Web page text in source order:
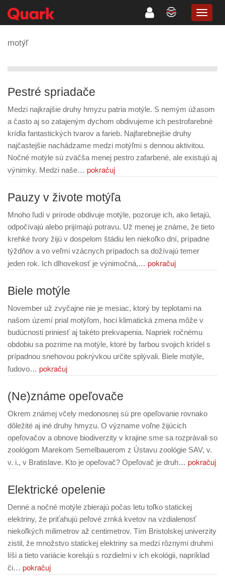
motýľ
Pestré spriadače
Medzi najkrajšie druhy hmyzu patria motýle. S nemým úžasom
a často aj so zatajeným dychom obdivujeme ich pestrofarebné
krídla fantastických tvarov a farieb. Najfarebnejšie druhy
najčastejšie nachádzame medzi motýľmi s dennou aktivitou.
Nočné motýle sú zväčša menej pestro zafarbené, ale existujú aj
výnimky. Medzi naše… pokračuj
Pauzy v živote motýľa
Mnoho ľudí v prírode obdivuje motýle, pozoruje ich, ako lietajú,
odpočívajú alebo prijímajú potravu. Už menej je známe, že tieto
krehké tvory žijú v dospelom štádiu len niekoľko dní, prípadne
týždňov a vo veľmi vzácnych prípadoch sa dožívajú temer
jeden rok. Ich dlhovekosť je výnimočná,… pokračuj
Biele motýle
November už zvyčajne nie je mesiac, ktorý by teplotami na
našom území prial motýľom, hoci klimatická zmena môže v
budúcnosti priniesť aj takéto prekvapenia. Napriek ročnému
obdobiu sa pozrime na motýle, ktoré by farbou svojich krídel s
prípadnou snehovou pokrývkou určite splývali. Biele motýle,
ľudovo… pokračuj
(Ne)známe opeľovače
Okrem známej včely medonosnej sú pre opeľovanie rovnako
dôležité aj iné druhy hmyzu. O význame voľne žijúcich
opeľovačov a obnove biodiverzity v krajine sme sa rozprávali so
zoológom Marekom Semelbauerom z Ústavu zoológie SAV, v.
v. i., v Bratislave. Kto je opeľovač? Opeľovač je druh… pokračuj
Elektrické opelenie
Denné a nočné motýle zbierajú počas letu toľko statickej
elektriny, že priťahujú peľové zrnká kvetov na vzdialenosť
niekoľkých milimetrov až centimetrov. Tím Bristolskej univerzity
zistil, že množstvo statickej elektriny sa medzi rôznymi druhmi
líši a tieto variácie korelujú s rozdielmi v ich ekológii, napríklad
či… pokračuj